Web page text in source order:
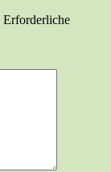
Erforderliche